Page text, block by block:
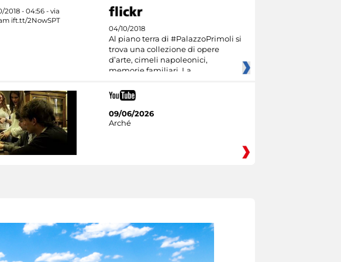
04/10/2018
Al piano terra di #PalazzoPrimoli si
trova una collezione di opere
d’arte, cimeli napoleonici,
memorie familiari. La
09/06/2026
Arché